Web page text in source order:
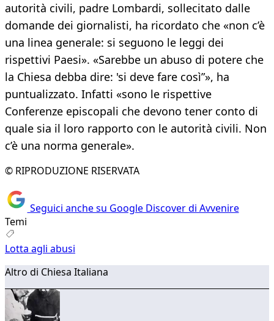
autorità civili, padre Lombardi, sollecitato dalle
domande dei giornalisti, ha ricordato che «non c’è
una linea generale: si seguono le leggi dei
rispettivi Paesi». «Sarebbe un abuso di potere che
la Chiesa debba dire: 'si deve fare così”», ha
puntualizzato. Infatti «sono le rispettive
Conferenze episcopali che devono tener conto di
quale sia il loro rapporto con le autorità civili. Non
c’è una norma generale».
© RIPRODUZIONE RISERVATA
Seguici anche su Google Discover di Avvenire
Temi
Lotta agli abusi
Altro di Chiesa Italiana